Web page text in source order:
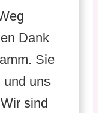
Dank
Sie
und uns
sind